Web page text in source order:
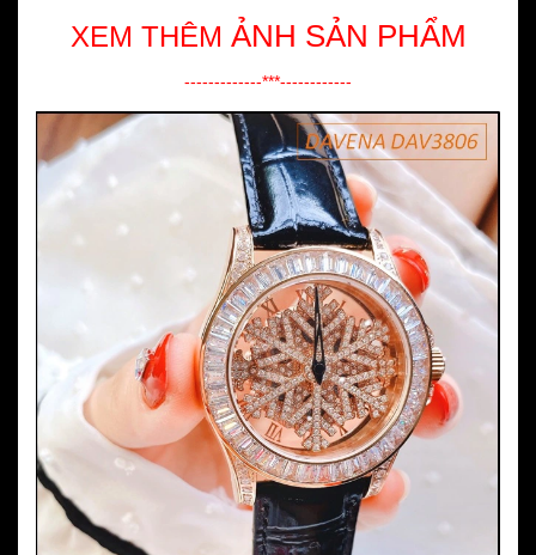
XEM THÊM ẢNH SẢN PHẨM
-------------***------------